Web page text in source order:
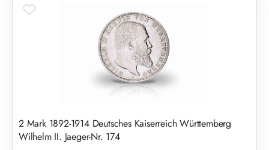
2 Mark 1892-1914 Deutsches Kaiserreich Württemberg
Wilhelm II. Jaeger-Nr. 174